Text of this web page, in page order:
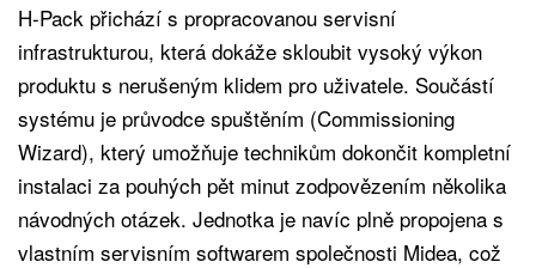
H-Pack přichází s propracovanou servisní
infrastrukturou, která dokáže skloubit vysoký výkon
produktu s nerušeným klidem pro uživatele. Součástí
systému je průvodce spuštěním (Commissioning
Wizard), který umožňuje technikům dokončit kompletní
instalaci za pouhých pět minut zodpovězením několika
návodných otázek. Jednotka je navíc plně propojena s
vlastním servisním softwarem společnosti Midea, což